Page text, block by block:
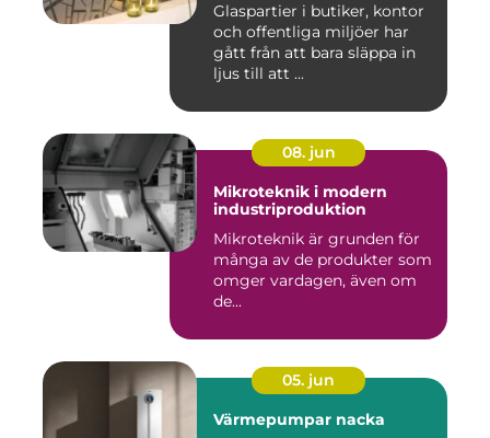
Glaspartier i butiker, kontor
och offentliga miljöer har
gått från att bara släppa in
ljus till att ...
08. jun
Mikroteknik i modern
industriproduktion
Mikroteknik är grunden för
många av de produkter som
omger vardagen, även om
de...
05. jun
Värmepumpar nacka